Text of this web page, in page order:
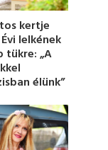
kertje
lelkének
tükre: „A
élünk”